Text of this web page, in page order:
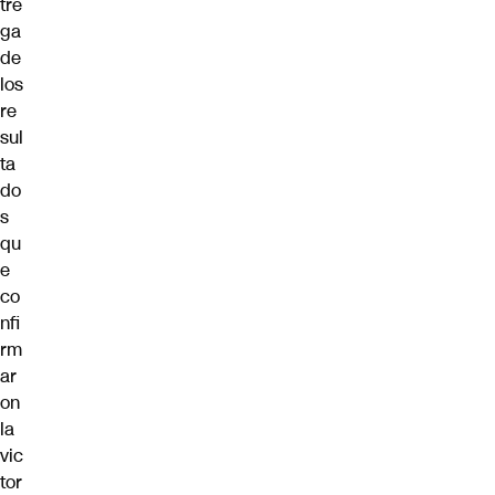
ga
de
los
re
sul
ta
do
s
qu
e
co
nfi
rm
ar
on
la
vic
tor